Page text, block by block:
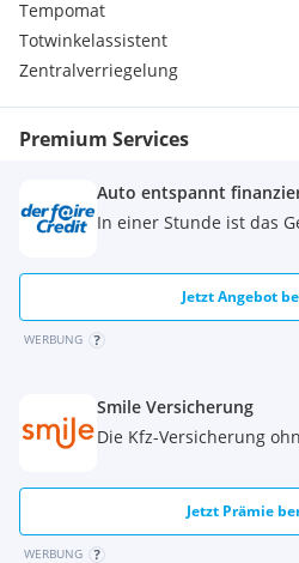
Tempomat
Totwinkelassistent
Zentralverriegelung
Premium Services
Auto entspannt
In einer Stunde ist das
Jetzt Angebot
WERBUNG
Smile Versicherung
Die Kfz-Versicherung
Jetzt Prämie
WERBUNG